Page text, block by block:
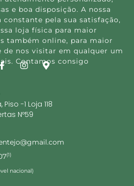
e boa disposição. A nossa
constante pela sua satisfação,
loja física para maior
também online, para maior
de nos visitar em qualquer um
Contamos consigo
-1 Loja 118
Nº59
(1)
nacional)